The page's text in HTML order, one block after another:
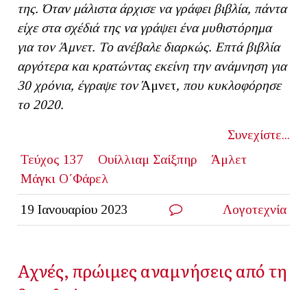
της. Όταν μάλιστα άρχισε να γράφει βιβλία, πάντα
είχε στα σχέδιά της να γράψει ένα μυθιστόρημα
για τον Άμνετ. Το ανέβαλε διαρκώς. Eπτά βιβλία
αργότερα και κρατώντας εκείνη την ανάμνηση για
30 χρόνια, έγραψε τονΆμνετ, που κυκλοφόρησε
το 2020.
Συνεχίστε...
Τεύχος 137
Ουίλλιαμ Σαίξπηρ
Άμλετ
Μάγκι Ο΄Φάρελ
19 Ιανουαρίου 2023 Λογοτεχνία
Αχνές, πρώιμες αναμνήσεις από τη